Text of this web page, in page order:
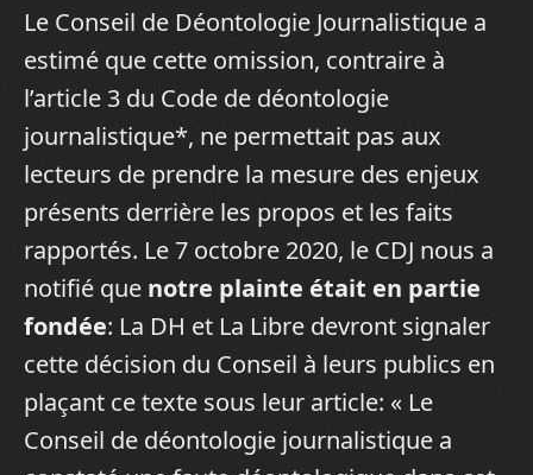
Le Conseil de Déontologie Journalistique a
estimé que cette omission, contraire à
l’article 3 du Code de déontologie
journalistique*, ne permettait pas aux
lecteurs de prendre la mesure des enjeux
présents derrière les propos et les faits
rapportés. Le 7 octobre 2020, le CDJ nous a
notifié que notre plainte était en partie
fondée: La DH et La Libre devront signaler
cette décision du Conseil à leurs publics en
plaçant ce texte sous leur article: « Le
Conseil de déontologie journalistique a